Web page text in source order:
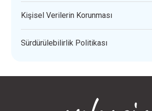
Kişisel Verilerin Korunması
Sürdürülebilirlik Politikası